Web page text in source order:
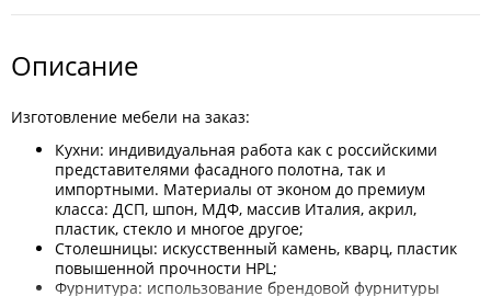
Описание
Изготовление мебели на заказ:
Кухни: индивидуальная работа как с российскими
представителями фасадного полотна, так и
импортными. Материалы от эконом до премиум
класса: ДСП, шпон, МДФ, массив Италия, акрил,
пластик, стекло и многое другое;
Столешницы: искусственный камень, кварц, пластик
повышенной прочности HPL;
Фурнитура: использование брендовой фурнитуры